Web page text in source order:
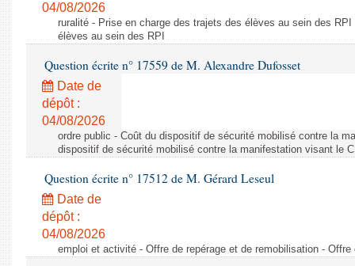
04/08/2026
ruralité - Prise en charge des trajets des élèves au sein des
élèves au sein des RPI
Question écrite n° 17559 de M. Alexandre Dufosset
Date de
dépôt :
04/08/2026
ordre public - Coût du dispositif de sécurité mobilisé contre la
dispositif de sécurité mobilisé contre la manifestation visant le
Question écrite n° 17512 de M. Gérard Leseul
Date de
dépôt :
04/08/2026
emploi et activité - Offre de repérage et de remobilisation -